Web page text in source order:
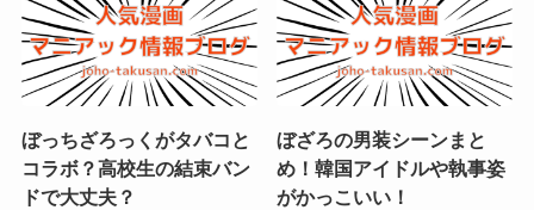
ぼっちざろっくがタバコと
コラボ？高校生の結束バン
ドで大丈夫？
ぼざろの男装シーンまと
め！韓国アイドルや執事姿
がかっこいい！